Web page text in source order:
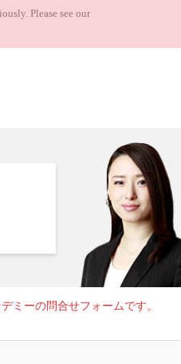
ミーの問合せフォームです。
Please see our